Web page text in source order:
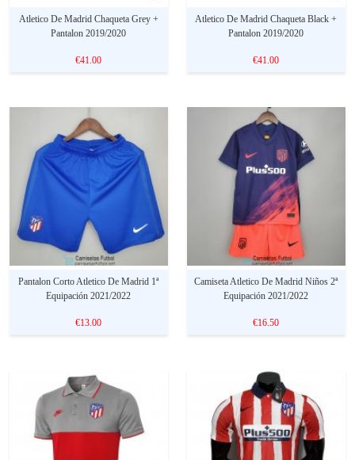
Atletico De Madrid Chaqueta Grey +
Pantalon 2019/2020
€41.00
Atletico De Madrid Chaqueta Black +
Pantalon 2019/2020
€41.00
Pantalon Corto Atletico De Madrid 1ª
Equipación 2021/2022
€13.00
Camiseta Atletico De Madrid Niños 2ª
Equipación 2021/2022
€16.50